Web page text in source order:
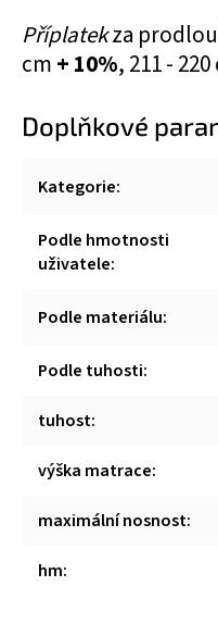
Příplatekza
cm + 10%, 211 -
Doplňkové
Kategorie:
Podle hmotnosti
uživatele:
Podle materiálu:
Podle tuhosti:
tuhost:
výška matrace:
maximální nosnost:
hm: